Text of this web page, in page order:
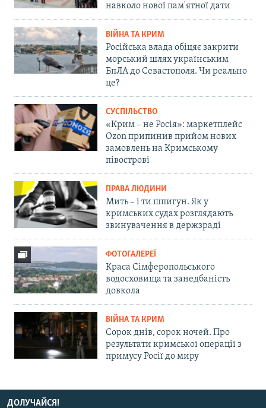
навколо нової пам'ятної дати
ВІЙНА ТА КРИМ
Російська влада обіцяє закрити
морський шлях українським
БпЛА до Севастополя. Чи реально
це?
СУСПІЛЬСТВО
«Крим – не Росія»: маркетплейс
Ozon припинив прийом нових
замовлень на Кримському
півострові
ПРАВА ЛЮДИНИ
Мить – і ти шпигун. Як у
кримських судах розглядають
звинувачення в держзраді
ФОТОГАЛЕРЕЇ
Краса Сімферопольського
водосховища та занедбаність
довкола
ВІЙНА ТА КРИМ
Сорок днів, сорок ночей. Про
результати кримської операції з
примусу Росії до миру
ДОЛУЧАЙСЯ!